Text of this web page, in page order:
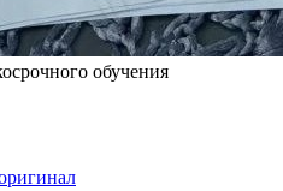
обучения